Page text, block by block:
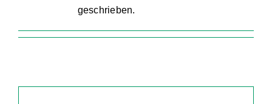
geschrieben.